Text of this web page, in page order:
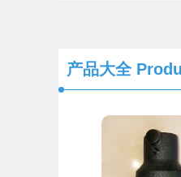
产品大全